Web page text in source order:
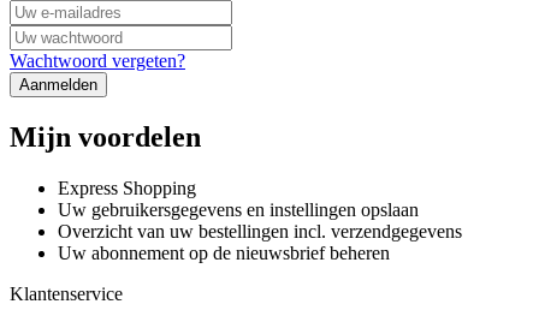
Wachtwoord vergeten?
Aanmelden
Mijn voordelen
Express Shopping
Uw gebruikersgegevens en instellingen opslaan
Overzicht van uw bestellingen incl. verzendgegevens
Uw abonnement op de nieuwsbrief beheren
Klantenservice